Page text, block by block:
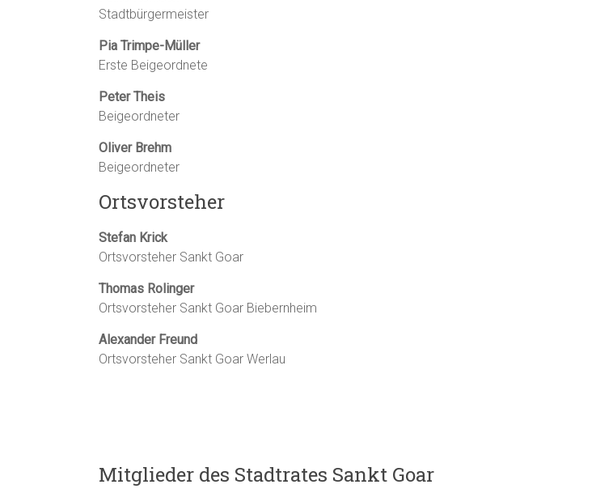
Stadtbürgermeister
Pia Trimpe-Müller
Erste Beigeordnete
Peter Theis
Beigeordneter
Oliver Brehm
Beigeordneter
Ortsvorsteher
Stefan Krick
Ortsvorsteher Sankt Goar
Thomas Rolinger
Ortsvorsteher Sankt Goar Biebernheim
Alexander Freund
Ortsvorsteher Sankt Goar Werlau
Mitglieder des Stadtrates Sankt Goar